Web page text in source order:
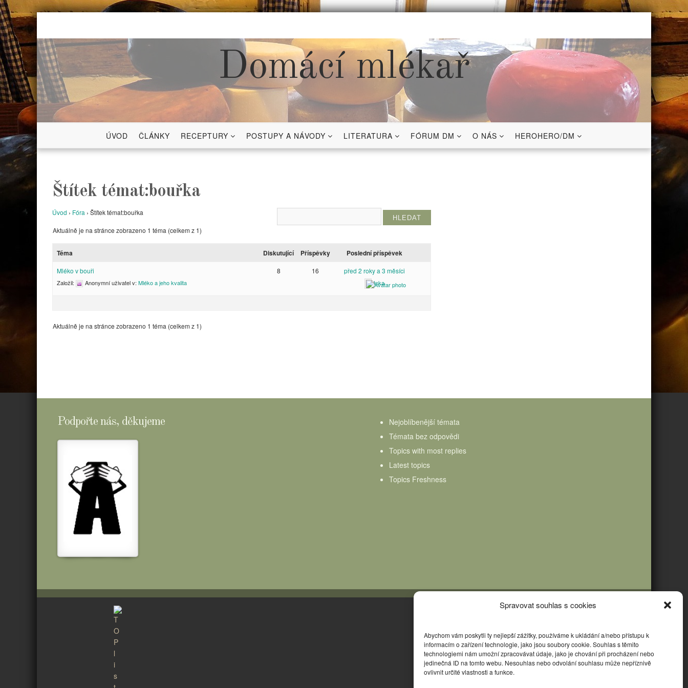
Spravovat souhlas s cookies
Abychom vám poskytli ty nejlepší zážitky, používáme k ukládání a/nebo přístupu k
informacím o zařízení technologie, jako jsou soubory cookie. Souhlas s těmito
technologiemi nám umožní zpracovávat údaje, jako je chování při procházení nebo
jedinečná ID na tomto webu. Nesouhlas nebo odvolání souhlasu může nepříznivě
ovlivnit určité vlastnosti a funkce.
Skip
content
Domácí mlékař
ÚVOD ČLÁNKY RECEPTURY POSTUPY A NÁVODY LITERATURA FÓRUM DM O NÁS HEROHERO/DM
Štítek témat:bouřka
Úvod › Fóra › Štítek témat:bouřka
Aktuálně je na stránce zobrazeno 1 téma (celkem z 1)
Téma Diskutující Příspěvky Poslední příspěvek
Mléko v bouři
Založil: Anonymní uživatelv: Mléko a jeho kvalita
8 16 před 2 roky a 3 měsíci
Inka
Aktuálně je na stránce zobrazeno 1 téma (celkem z 1)
Podpořte nás, děkujeme
Nejoblíbenější témata
Témata bez odpovědi
Topics with most replies
Latest topics
Topics Freshness